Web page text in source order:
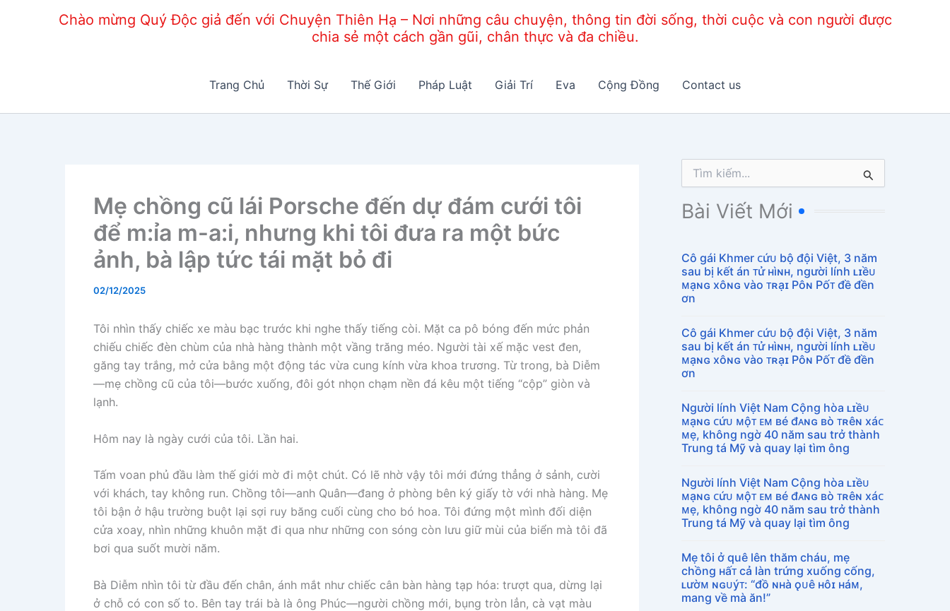
Chào mừng Quý Độc giả đến với Chuyện Thiên Hạ – Nơi những câu chuyện, thông tin đời sống, thời cuộc và con người được
chia sẻ một cách gần gũi, chân thực và đa chiều.
Trang Chủ Thời Sự Thế Giới Pháp Luật Giải Trí Eva Cộng Đồng Contact us
Mẹ chồng cũ lái Porsche đến dự đám cưới tôi
để m:ỉa m-a:i, nhưng khi tôi đưa ra một bức
ảnh, bà lập tức tái mặt bỏ đi
02/12/2025
Tôi nhìn thấy chiếc xe màu bạc trước khi nghe thấy tiếng còi. Mặt ca pô bóng đến mức phản
chiếu chiếc đèn chùm của nhà hàng thành một vầng trăng méo. Người tài xế mặc vest đen,
găng tay trắng, mở cửa bằng một động tác vừa cung kính vừa khoa trương. Từ trong, bà Diễm
—mẹ chồng cũ của tôi—bước xuống, đôi gót nhọn chạm nền đá kêu một tiếng “cộp” giòn và
lạnh.
Hôm nay là ngày cưới của tôi. Lần hai.
Tấm voan phủ đầu làm thế giới mờ đi một chút. Có lẽ nhờ vậy tôi mới đứng thẳng ở sảnh, cười
với khách, tay không run. Chồng tôi—anh Quân—đang ở phòng bên ký giấy tờ với nhà hàng. Mẹ
tôi bận ở hậu trường buột lại sợi ruy băng cuối cùng cho bó hoa. Tôi đứng một mình đối diện
cửa xoay, nhìn những khuôn mặt đi qua như những con sóng còn lưu giữ mùi của biển mà tôi đã
bơi qua suốt mười năm.
Bà Diễm nhìn tôi từ đầu đến chân, ánh mắt như chiếc cân bàn hàng tạp hóa: trượt qua, dừng lại
ở chỗ có con số to. Bên tay trái bà là ông Phúc—người chồng mới, bụng tròn lẳn, cà vạt màu
ì
m
k
m
:
Bài Viết Mới
Cô gái Khmer ᴄứᴜ bộ đội Việt, 3 năm
sau bị kết án ᴛử ʜìɴʜ, người lính ʟɪềᴜ
ᴍạɴɢ xôɴɢ vào ᴛʀạɪ Pôɴ Pốᴛ đề đền
ơn
Cô gái Khmer ᴄứᴜ bộ đội Việt, 3 năm
sau bị kết án ᴛử ʜìɴʜ, người lính ʟɪềᴜ
ᴍạɴɢ xôɴɢ vào ᴛʀạɪ Pôɴ Pốᴛ đề đền
ơn
Người lính Việt Nam Cộng hòa ʟɪềᴜ
ᴍạɴɢ ᴄứᴜ ᴍộᴛ ᴇᴍ ʙé đᴀɴɢ ʙò ᴛʀêɴ xáᴄ
ᴍẹ, không ngờ 40 năm sau trở thành
Trung tá Mỹ và quay lại tìm ông
Người lính Việt Nam Cộng hòa ʟɪềᴜ
ᴍạɴɢ ᴄứᴜ ᴍộᴛ ᴇᴍ ʙé đᴀɴɢ ʙò ᴛʀêɴ xáᴄ
ᴍẹ, không ngờ 40 năm sau trở thành
Trung tá Mỹ và quay lại tìm ông
Mẹ tôi ở quê lên thăm cháu, mẹ
chồng ʜấᴛ cả làn trứng xuống cống,
ʟườᴍ ɴɢᴜýᴛ: “đồ ɴʜà ǫᴜê ʜôɪ ʜáᴍ,
mang về mà ăn!”